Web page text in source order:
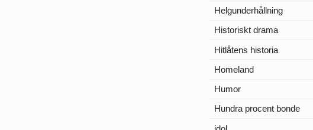
Helgunderhållning
Historiskt drama
Hitlåtens historia
Homeland
Humor
Hundra procent bonde